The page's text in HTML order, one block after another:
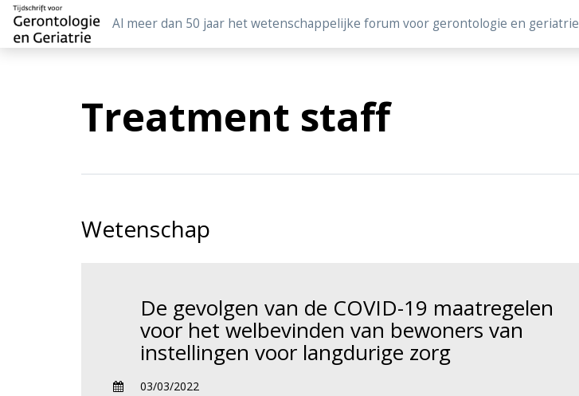
Al meer dan 50 jaar het wetenschappelijke forum voor gerontologie en geriatrie
Treatment staff
Wetenschap
De gevolgen van de COVID-19 maatregelen
voor het welbevinden van bewoners van
instellingen voor langdurige zorg
03/03/2022